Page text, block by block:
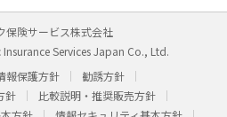
保険サービス株式会社
Services Japan Co., Ltd.
報保護方針
勧誘方針
針
比較説明・推奨販売方針